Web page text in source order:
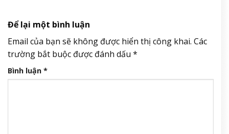
Để lại một bình luận
Email của bạn sẽ không được hiển thị công khai. Các
trường bắt buộc được đánh dấu *
Bình luận *